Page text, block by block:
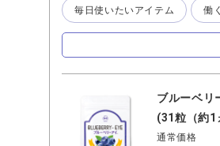
毎日使いたいアイテム 働
ブルーベリ
(31粒（約1
通常価格